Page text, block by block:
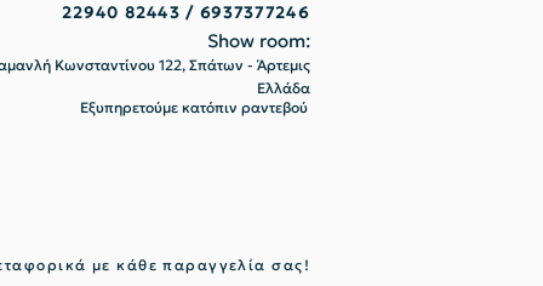
22940 82443 / 6937377246
Show room:
Κωνσταντίνου 122, Σπάτων - Άρτεμις
Ελλάδα
Εξυπηρετούμε κατόπιν ραντεβού
με κάθε παραγγελία σας!